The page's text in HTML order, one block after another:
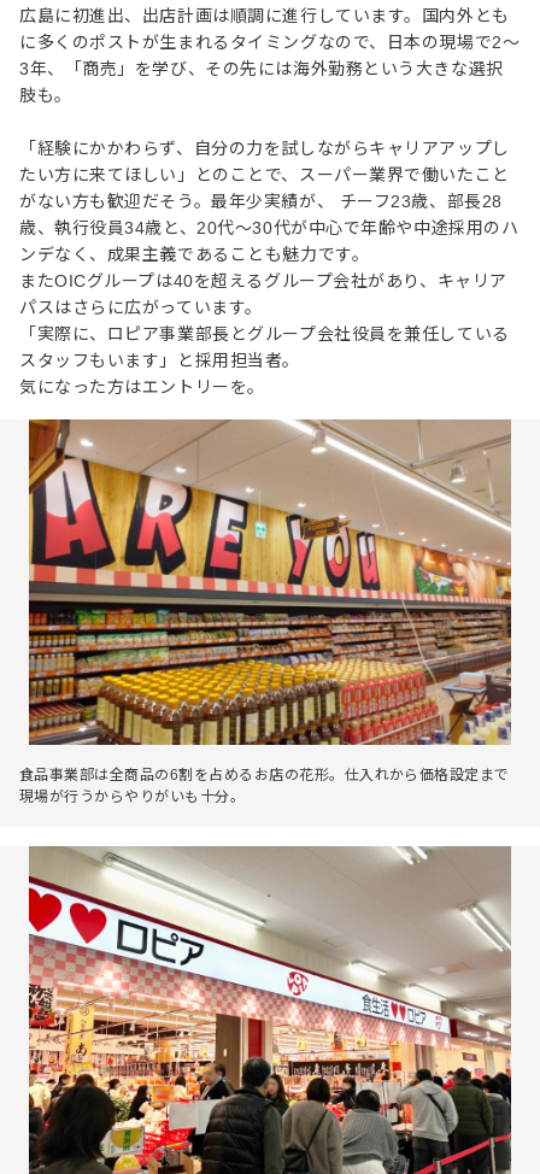
広島に初進出、出店計画は順調に進行しています。国内外とも
に多くのポストが生まれるタイミングなので、日本の現場で2〜
3年、「商売」を学び、その先には海外勤務という大きな選択
肢も。
「経験にかかわらず、自分の力を試しながらキャリアアップし
たい方に来てほしい」とのことで、スーパー業界で働いたこと
がない方も歓迎だそう。最年少実績が、 チーフ23歳、部長28
歳、執行役員34歳と、20代〜30代が中心で年齢や中途採用のハ
ンデなく、成果主義であることも魅力です。
またOICグループは40を超えるグループ会社があり、キャリア
パスはさらに広がっています。
「実際に、ロピア事業部長とグループ会社役員を兼任している
スタッフもいます」と採用担当者。
気になった方はエントリーを。
食品事業部は全商品の6割を占めるお店の花形。仕入れから価格設定まで
現場が行うからやりがいも十分。